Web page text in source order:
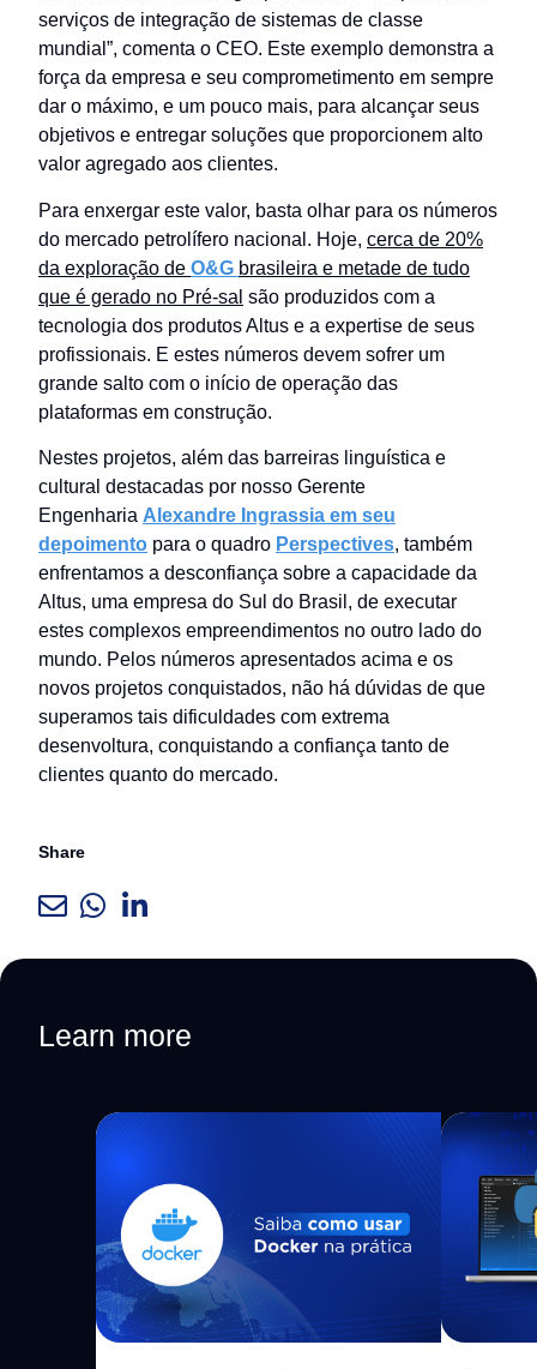
serviços de integração de sistemas de classe
mundial”, comenta o CEO. Este exemplo demonstra a
força da empresa e seu comprometimento em sempre
dar o máximo, e um pouco mais, para alcançar seus
objetivos e entregar soluções que proporcionem alto
valor agregado aos clientes.
Para enxergar este valor, basta olhar para os números
do mercado petrolífero nacional. Hoje, cerca de 20%
da exploração de O&G brasileira e metade de tudo
que é gerado no Pré-sal são produzidos com a
tecnologia dos produtos Altus e a expertise de seus
profissionais. E estes números devem sofrer um
grande salto com o início de operação das
plataformas em construção.
Nestes projetos, além das barreiras linguística e
cultural destacadas por nosso Gerente
Engenharia Alexandre Ingrassia em seu
depoimento para o quadro Perspectives, também
enfrentamos a desconfiança sobre a capacidade da
Altus, uma empresa do Sul do Brasil, de executar
estes complexos empreendimentos no outro lado do
mundo. Pelos números apresentados acima e os
novos projetos conquistados, não há dúvidas de que
superamos tais dificuldades com extrema
desenvoltura, conquistando a confiança tanto de
clientes quanto do mercado.
Share
Learn more